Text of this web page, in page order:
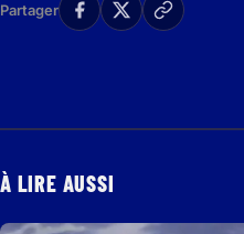
Partager
À LIRE AUSSI